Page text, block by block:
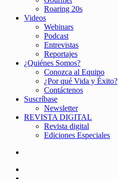
Roaring 20s
Videos
Webinars
Podcast
Entrevistas
Reportajes
¿Quiénes Somos?
Conozca al Equipo
¿Por qué Vida y Éxito?
Contáctenos
Suscríbase
Newsletter
REVISTA DIGITAL
Revista digital
Ediciones Especiales